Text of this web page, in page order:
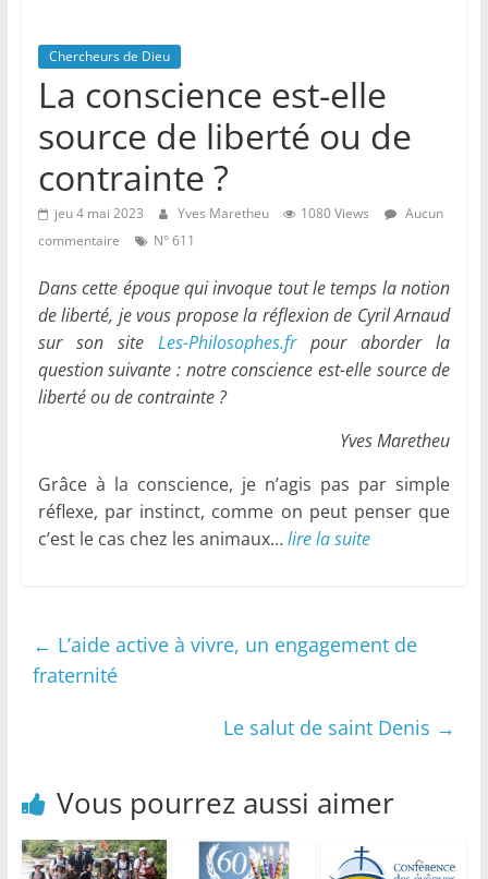
Chercheurs de Dieu
La conscience est-elle
source de liberté ou de
contrainte ?
jeu 4 mai 2023 Yves Maretheu 1080 Views
Aucun
commentaire
N° 611
Dans cette époque qui invoque tout le temps la notion
de liberté, je vous propose la réflexion de Cyril Arnaud
sur son site Les-Philosophes.frpour aborder la
question suivante : notre conscience est-elle source de
liberté ou de contrainte ?
Yves Maretheu
Grâce à la conscience, je n’agis pas par simple
réflexe, par instinct, comme on peut penser que
c’est le cas chez les animaux…lire la suite
← L’aide active à vivre, un engagement de
fraternité
Le salut de saint Denis →
Vous pourrez aussi aimer